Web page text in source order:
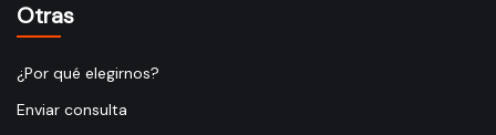
Otras
¿Por qué elegirnos?
Enviar consulta